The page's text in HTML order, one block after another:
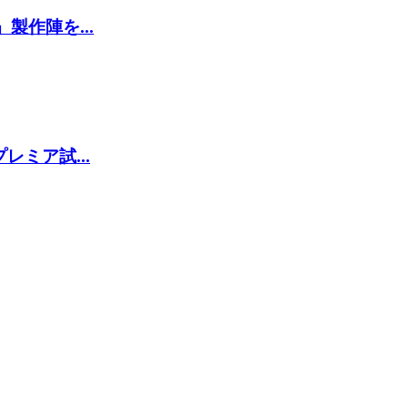
製作陣を...
レミア試...